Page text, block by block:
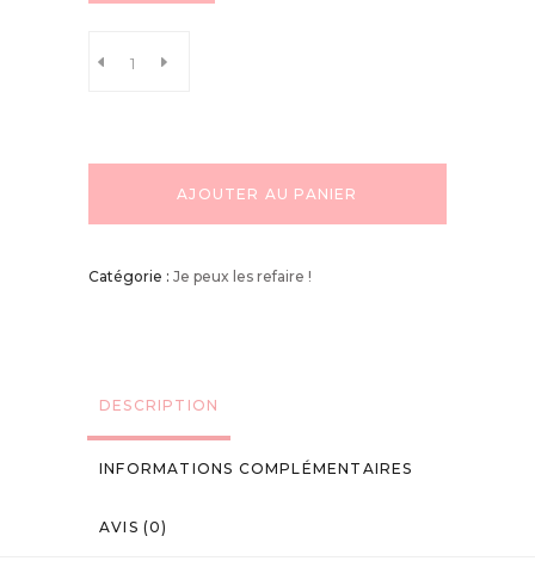
AJOUTER AU PANIER
Catégorie : Je peux les refaire !
DESCRIPTION
INFORMATIONS COMPLÉMENTAIRES
AVIS (0)